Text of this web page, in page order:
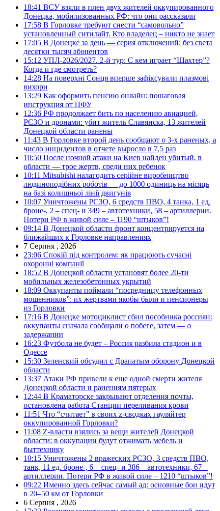
18:41 ВСУ взяли в плен двух жителей оккупированного
Донецка, мобилизованных РФ: что они рассказали
17:58 В Горловке требуют снести “самовольно”
установленный ситилайт. Кто владелец – никто не знает
17:05 В Донецке за день — серия отключений: без света
десятки тысяч абонентов
15:12 УПЛ-2026/2027. 2-й тур: С кем играет “Шахтер”?
Когда и где смотреть?
14:28 На поверхні Сонця вперше зафіксували плазмові
вихори
13:29 Как оформить пенсию онлайн: пошаговая
инструкция от ПФУ
12:36 РФ продолжает бить по населению авиацией,
РСЗО и дронами: убит житель Славянска, 13 жителей
Донецкой области ранены
11:43 В Горловке второй день сообщают о 3-х раненых, а
число инцидентов в отчете выросло в 7,5 раз
10:50 После ночной атаки на Киев найден убитый, в
области — трое жертв, среди них ребенок
10:11 Mitsubishi налагодить серійне виробництво
людиноподібних роботів — до 1000 одиниць на місяць
на базі колишньої лінії двигунів
10:07 Уничтожены РСЗО, 6 средств ПВО, 4 танка, 1 ед.
броне-, 2 – спец- и 349 – автотехники, 58 – артиллерии.
Потери РФ в живой силе – 1190 “штыков”!
09:14 В Донецкой области фронт концентрируется на
ближайших к Горловке направлениях
7 Серпня , 2026
23:06 Спокій під контролем: як працюють сучасні
охоронні компанії
18:52 В Донецкой области установят более 20-ти
мобильных железобетонных укрытий
18:09 Оккупанты поймали “посредницу телефонных
мошенников”: их жертвами якобы были и пенсионеры
из Горловки
17:16 В Донецке мотоциклист сбил пособника россиян:
оккупанты сначала сообщали о побеге, затем — о
задержании
16:23 Футбола не будет – Россия разбила стадион и в
Одессе
15:30 Зеленский обсудил с Драпатым оборону Донецкой
области
13:37 Атаки РФ привели к еще одной смерти жителя
Донецкой области и ранениям пятерых
12:44 В Краматорске закрывают отделения почты,
остановлена работа Станции переливания крови
11:51 Что “считает” в своих z-сводках гауляйтер
оккупированной Горловки?
11:08 Z-власти взялись за вещи жителей Донецкой
области: в оккупации будут отжимать мебель и
быттехнику
10:15 Уничтожены 2 вражеских РСЗО, 3 средств ПВО,
танк, 11 ед. броне-, 6 – спец- и 386 – автотехники, 67 –
артиллерии. Потери РФ в живой силе – 1210 “штыков”!
09:22 Именно здесь сейчас самый ад: основные бои идут
в 20–50 км от Горловки
6 Серпня , 2026